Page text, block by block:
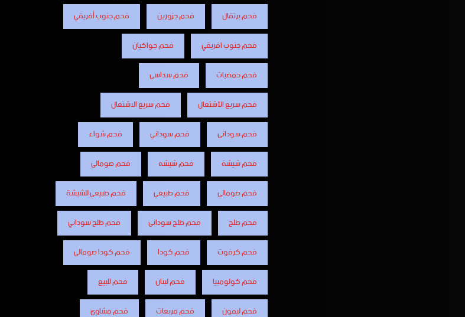
فحم برتقال
فحم جزورين
فحم جنوب أفريقي
فحم جنوب افريقي
فحم جواكيان
فحم حمضيات
فحم سداسي
فحم سريع الأشتعال
فحم سريع الاشتعال
فحم سودانى
فحم سوداني
فحم شواء
فحم شيشة
فحم شيشه
فحم صومالى
فحم صومالي
فحم طبيعي
فحم طبيعي للشيشة
فحم طلح
فحم طلح سودانى
فحم طلح سوداني
فحم كرفوت
فحم كودا
فحم كودا صومالى
فحم كولومبيا
فحم لبنان
فحم للبيع
فحم ليمون
فحم مربعات
فحم مشاوى